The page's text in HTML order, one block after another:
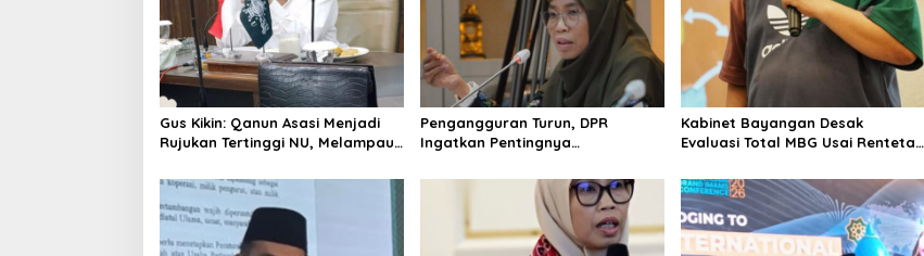
Gus Kikin: Qanun Asasi Menjadi
Rujukan Tertinggi NU, Melampaui
Pengangguran Turun, DPR
Ingatkan Pentingnya
Layak
Kabinet Bayangan Desak
Evaluasi Total MBG Usai Rentetan